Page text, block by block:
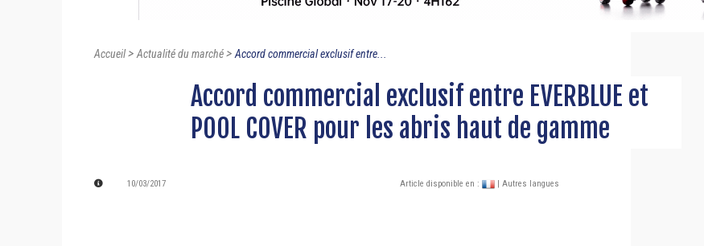
Accueil>Actualité du marché>Accord commercial exclusif entre...
Accord commercial exclusif entre EVERBLUE et
POOL COVER pour les abris haut de gamme
10/03/2017 Article disponible en : | Autres langues